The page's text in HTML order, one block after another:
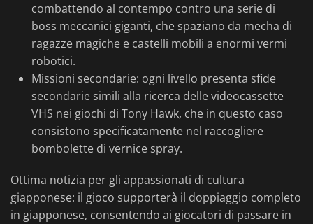
combattendo al contempo contro una serie di
boss meccanici giganti, che spaziano da mecha di
ragazze magiche e castelli mobili a enormi vermi
robotici.
Missioni secondarie: ogni livello presenta sfide
secondarie simili alla ricerca delle videocassette
VHS nei giochi di Tony Hawk, che in questo caso
consistono specificatamente nel raccogliere
bombolette di vernice spray.
Ottima notizia per gli appassionati di cultura
giapponese: il gioco supporterà il doppiaggio completo
in giapponese, consentendo ai giocatori di passare in